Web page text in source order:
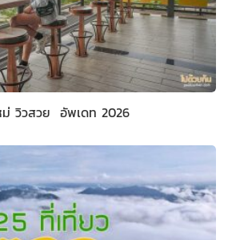
ม่ วิวสวย อัพเดท 2026